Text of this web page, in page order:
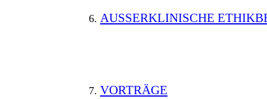
AUSSERKLINISCHE
VORTRÄGE